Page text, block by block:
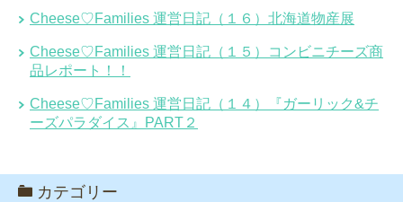
Cheese♡Families 運営日記（１６）北海道物産展
Cheese♡Families 運営日記（１５）コンビニチーズ商
品レポート！！
Cheese♡Families 運営日記（１４）『ガーリック&チ
ーズパラダイス』PART２
カテゴリー